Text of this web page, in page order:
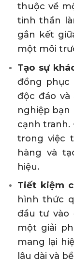
thuộc về
tinh thần
gắn kết
một môi
Tạo sự
đồng phục
độc đáo
nghiệp bạn
cạnh
trong việc
hàng và
hiệu.
Tiết kiệm
hình thức
đầu tư vào
một giải
mang lại
lâu dài và